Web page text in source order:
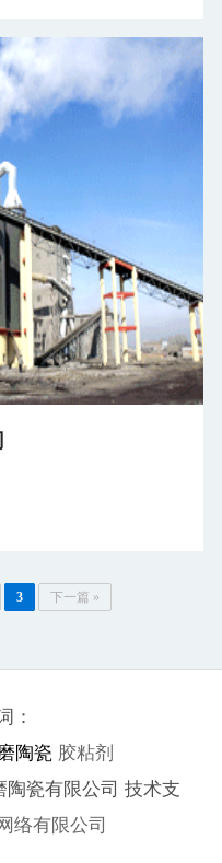
3 下一篇 »
：
陶瓷 胶粘剂
陶瓷有限公司 技术支
络有限公司